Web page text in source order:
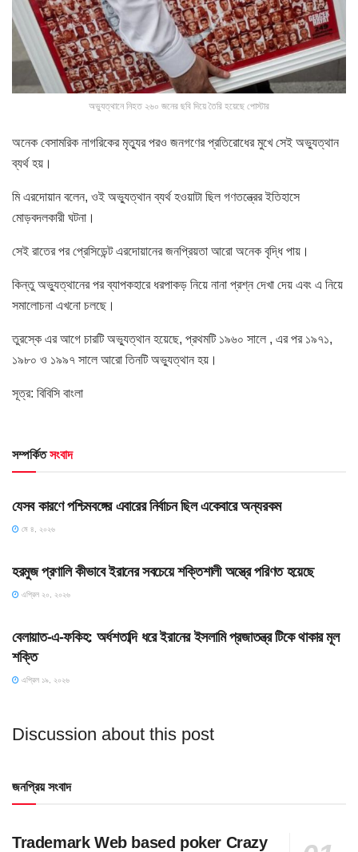
অভ্যুত্থানে নিহত ২৬০ জনের ছবি দিয়ে তৈরি হয়েছে পোস্টার
অনেক বেসামরিক নাগরিকের মৃত্যুর পরও জনগণের প্রতিরোধের মুখে সেই অভ্যুত্থান
ব্যর্থ হয়।
মি এরদোয়ান বলেন, ওই অভ্যুত্থান ব্যর্থ হওয়াটা ছিল গণতন্ত্রের ইতিহাসে
মোড়বদলকারী ঘটনা।
সেই রাতের পর প্রেসিডেন্ট এরদোয়ানের জনপ্রিয়তা আরো অনেক বৃদ্ধি পায়।
কিন্তু অভ্যুত্থানের পর ব্যাপকহারে ধরপাকড় নিয়ে নানা প্রশ্ন দেখা দেয় এবং এ নিয়ে
সমালোচনা এখনো চলছে।
তুরস্কে এর আগে চারটি অভ্যুত্থান হয়েছে, প্রথমটি ১৯৬০ সালে , এর পর ১৯৭১,
১৯৮০ ও ১৯৯৭ সালে আরো তিনটি অভ্যুত্থান হয়।
সূত্র: বিবিসি বাংলা
সম্পর্কিতসংবাদ
HOME POST
যেসব কারণে পশ্চিমবঙ্গের এবারের নির্বাচন ছিল একেবারে অন্যরকম
মে ৪, ২০২৬
হরমুজ প্রণালি কীভাবে ইরানের সবচেয়ে শক্তিশালী অস্ত্রে পরিণত হয়েছে
এপ্রিল ২০, ২০২৬
বেলায়াত-এ-ফকিহ: অর্ধশতাব্দি ধরে ইরানের ইসলামি প্রজাতন্ত্র টিকে থাকার মূল
শক্তি
এপ্রিল ১৯, ২০২৬
Discussion about this post
জনপ্রিয় সংবাদ
Trademark Web based poker Crazy